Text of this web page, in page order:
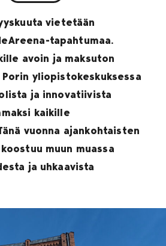
vietetään
tapahtumaa.
avoin ja maksuton
yliopistokeskuksessa
ja innovatiivista
kaikille
vuonna ajankohtaisten
muun muassa
ja uhkaavista